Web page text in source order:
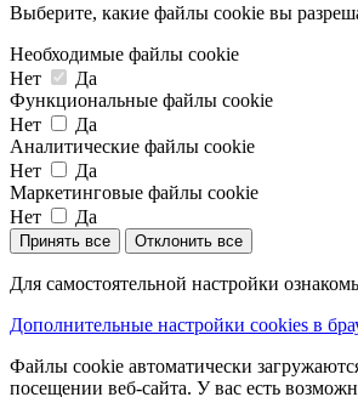
Выберите, какие файлы cookie вы
Необходимые файлы cookie
Нет
Да
Функциональные файлы cookie
Нет
Да
Аналитические файлы cookie
Нет
Да
Маркетинговые файлы cookie
Нет
Да
Принять все Отклонить все
Для самостоятельной настройки
Дополнительные настройки cookies в
Файлы cookie автоматически
посещении веб-сайта. У вас есть